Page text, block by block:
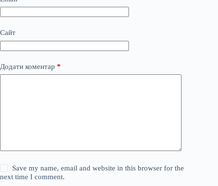
Сайт
Додати коментар *
Save my name, email and website in this browser for the
next time I comment.